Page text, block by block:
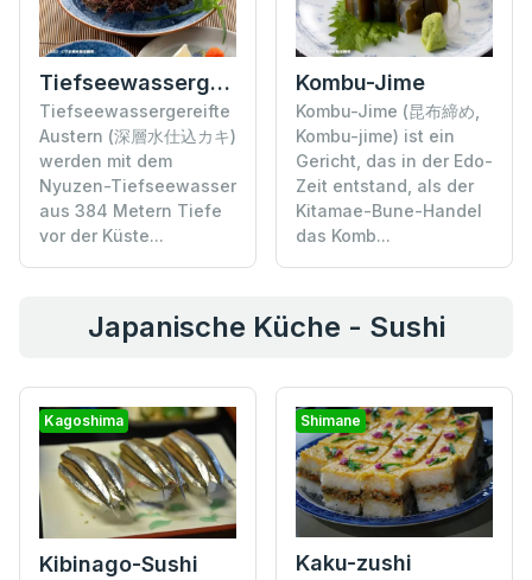
Tiefseewassergereifte Austern
Tiefseewassergereifte
Austern (深層水仕込カキ)
werden mit dem
Nyuzen-Tiefseewasser
aus 384 Metern Tiefe
vor der Küste...
Kombu-Jime
Kombu-Jime (昆布締め,
Kombu-jime) ist ein
Gericht, das in der Edo-
Zeit entstand, als der
Kitamae-Bune-Handel
das Komb...
Japanische Küche - Sushi
Kagoshima
Kibinago-Sushi
Shimane
Kaku-zushi